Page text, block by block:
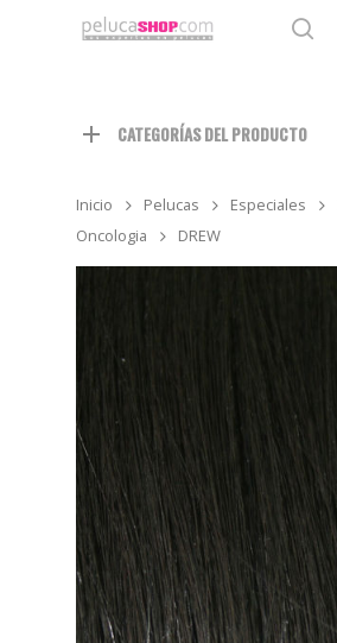
CATEGORÍAS DEL PRODUCTO
Inicio Pelucas Especiales
Oncologia
DREW